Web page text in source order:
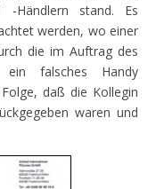
-Händlern stand. Es
werden, wo einer
die im Auftrag des
ein falsches Handy
daß die Kollegin
waren und